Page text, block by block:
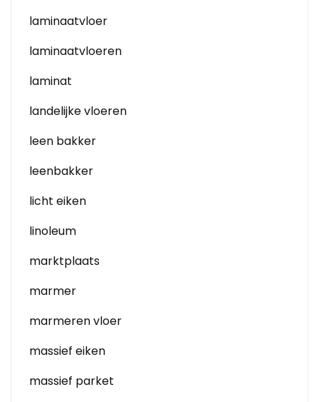
laminaatvloer
laminaatvloeren
laminat
landelijke vloeren
leen bakker
leenbakker
licht eiken
linoleum
marktplaats
marmer
marmeren vloer
massief eiken
massief parket